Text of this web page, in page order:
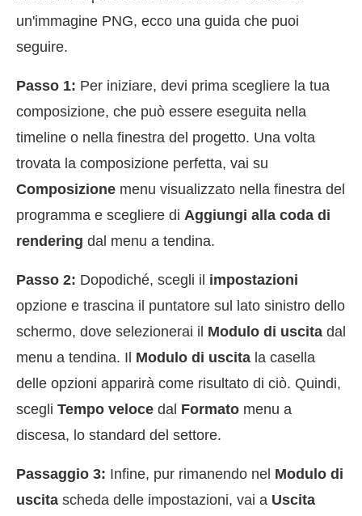
un'immagine PNG, ecco una guida che puoi
seguire.
Passo 1: Per iniziare, devi prima scegliere la tua
composizione, che può essere eseguita nella
timeline o nella finestra del progetto. Una volta
trovata la composizione perfetta, vai su
Composizione menu visualizzato nella finestra del
programma e scegliere di Aggiungi alla coda di
rendering dal menu a tendina.
Passo 2: Dopodiché, scegli il impostazioni
opzione e trascina il puntatore sul lato sinistro dello
schermo, dove selezionerai il Modulo di uscita dal
menu a tendina. Il Modulo di uscita la casella
delle opzioni apparirà come risultato di ciò. Quindi,
scegli Tempo veloce dal Formato menu a
discesa, lo standard del settore.
Passaggio 3: Infine, pur rimanendo nel Modulo di
uscita scheda delle impostazioni, vai a Uscita